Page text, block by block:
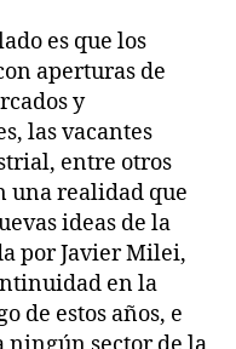
es que los
aperturas de
y
las vacantes
entre otros
una realidad que
ideas de la
por Javier Milei,
en la
de estos años, e